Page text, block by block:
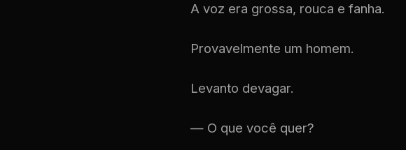
A voz era grossa, rouca e fanha.
Provavelmente um homem.
Levanto devagar.
— O que você quer?